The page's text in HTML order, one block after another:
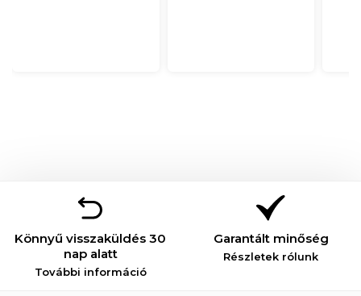
Könnyű visszaküldés 30
nap alatt
További információ
Garantált minőség
Részletek rólunk